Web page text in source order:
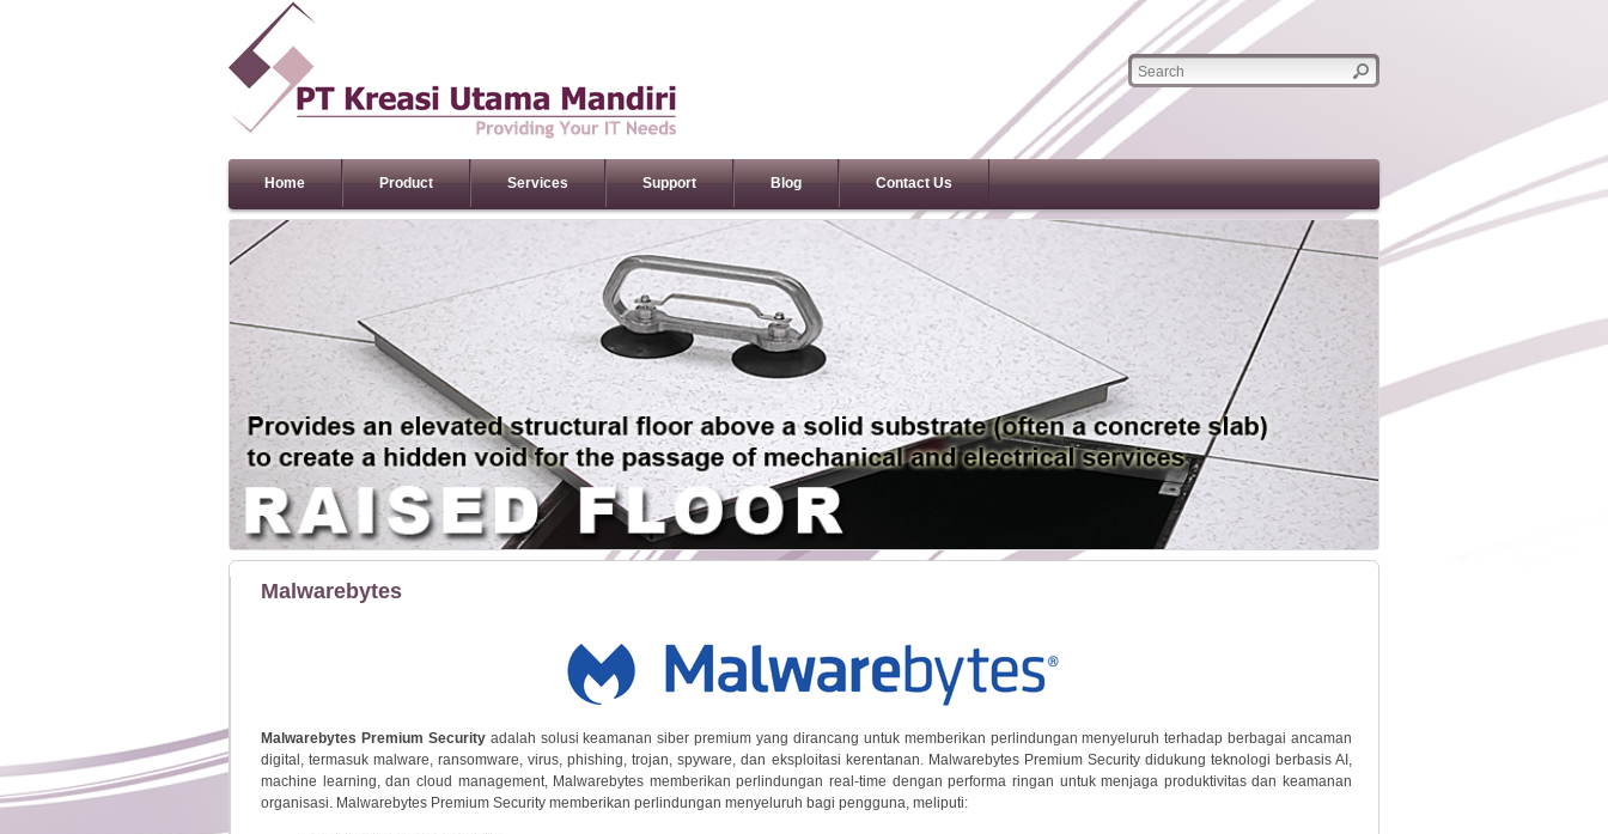
Home Product Services Support Blog Contact Us
Malwarebytes
Malwarebytes Premium Securityadalah solusi keamanan siber premium yang dirancang untuk memberikan perlindungan menyeluruh terhadap berbagai ancaman
digital, termasuk malware, ransomware, virus, phishing, trojan, spyware, dan eksploitasi kerentanan. Malwarebytes Premium Security didukung teknologi berbasis AI,
machine learning, dan cloud management, Malwarebytes memberikan perlindungan real-time dengan performa ringan untuk menjaga produktivitas dan keamanan
organisasi. Malwarebytes Premium Security memberikan perlindungan menyeluruh bagi pengguna, meliputi: